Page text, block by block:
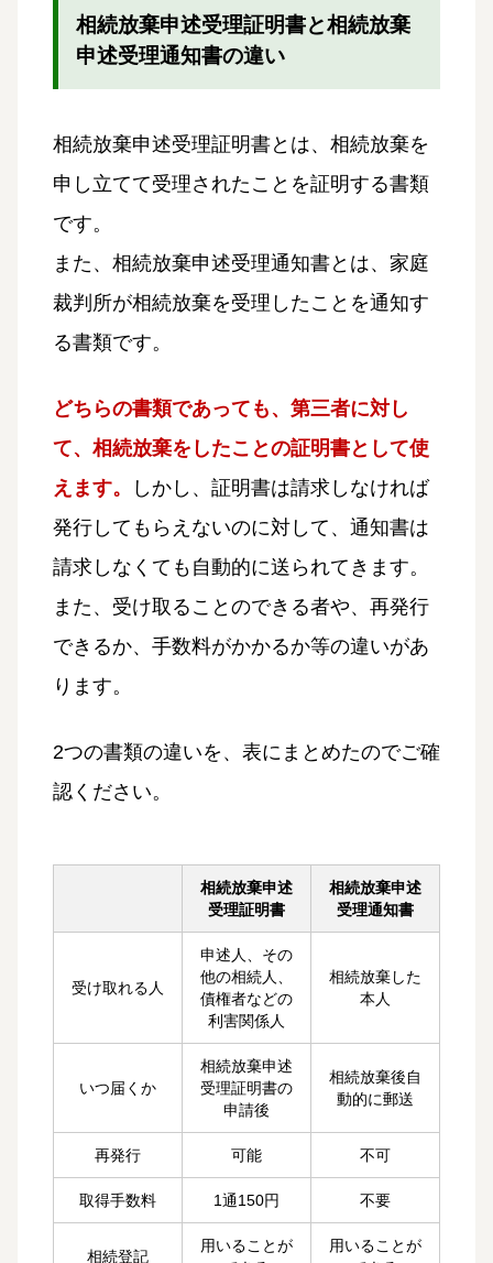
相続放棄申述受理証明書と相続放棄
申述受理通知書の違い
相続放棄申述受理証明書とは、相続放棄を
申し立てて受理されたことを証明する書類
です。
また、相続放棄申述受理通知書とは、家庭
裁判所が相続放棄を受理したことを通知す
る書類です。
どちらの書類であっても、第三者に対し
て、相続放棄をしたことの証明書として使
えます。
しかし、証明書は請求しなければ
発行してもらえないのに対して、通知書は
請求しなくても自動的に送られてきます。
また、受け取ることのできる者や、再発行
できるか、手数料がかかるか等の違いがあ
ります。
2つの書類の違いを、表にまとめたのでご確
認ください。
相続放棄申述
受理証明書
相続放棄申述
受理通知書
受け取れる人
申述人、その
他の相続人、
債権者などの
利害関係人
相続放棄した
本人
いつ届くか
相続放棄申述
受理証明書の
申請後
相続放棄後自
動的に郵送
再発行 可能 不可
取得手数料 1通150円 不要
相続登記
用いることが
用いることが